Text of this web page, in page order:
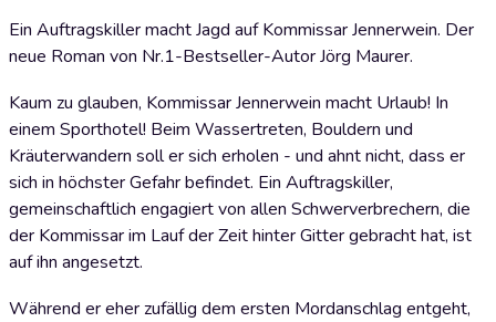
Ein Auftragskiller macht Jagd auf Kommissar Jennerwein. Der
neue Roman von Nr.1-Bestseller-Autor Jörg Maurer.
Kaum zu glauben, Kommissar Jennerwein macht Urlaub! In
einem Sporthotel! Beim Wassertreten, Bouldern und
Kräuterwandern soll er sich erholen - und ahnt nicht, dass er
sich in höchster Gefahr befindet. Ein Auftragskiller,
gemeinschaftlich engagiert von allen Schwerverbrechern, die
der Kommissar im Lauf der Zeit hinter Gitter gebracht hat, ist
auf ihn angesetzt.
Während er eher zufällig dem ersten Mordanschlag entgeht,